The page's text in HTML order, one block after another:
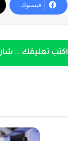
فيسبوك
اكتب تعليقك ..